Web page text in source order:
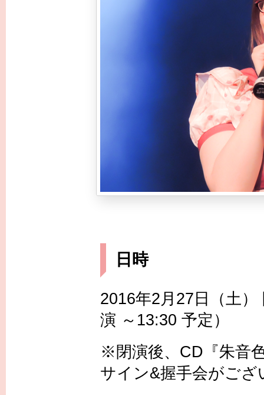
日時
2016年2月27日（土
演 ～13:30 予定）
※閉演後、CD『朱音
サイン&握手会がござ